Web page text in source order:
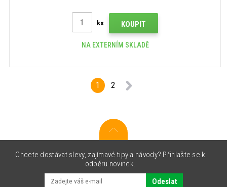
ks KOUPIT
NA EXTERNÍM SKLADĚ
1 2
Chcete dostávat slevy, zajímavé tipy a návody? Přihlašte se k
odběru novinek.
Odeslat